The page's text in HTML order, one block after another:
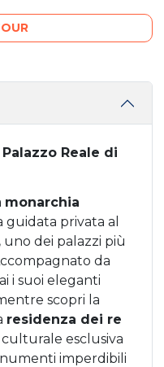
Reale di
monarchia
guidata privata al
uno dei palazzi più
da
i suoi eleganti
scopri la
residenza dei re
esclusiva
imperdibili